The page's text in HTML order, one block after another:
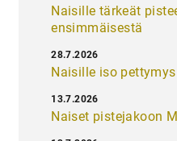
Naisille tärkeät
ensimmäisestä
Naisille iso
28.7.2026
Naiset pistejakoon
13.7.2026